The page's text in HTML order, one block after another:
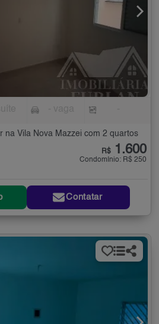
na Vila Nova Mazzei com 2 quartos
R$ 1.600
Condomínio: R$ 250
Contatar